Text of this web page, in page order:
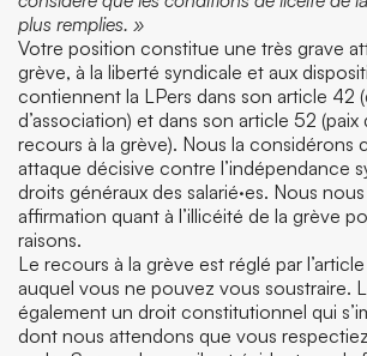
plus remplies. »
Votre position constitue une très grave
grève, à la liberté syndicale et aux
contiennent la LPers dans son article 42
d’association) et dans son article 52 (paix
recours à la grève). Nous la considérons
attaque décisive contre l’indépendance
droits généraux des salarié·es. Nous
affirmation quant à l’illicéité de la grève
raisons.
Le recours à la grève est réglé par
auquel vous ne pouvez vous soustraire.
également un droit constitutionnel qui
dont nous attendons que vous